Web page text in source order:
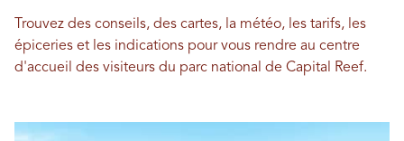
Trouvez des conseils, des cartes, la météo, les tarifs, les
épiceries et les indications pour vous rendre au centre
d'accueil des visiteurs du parc national de Capital Reef.